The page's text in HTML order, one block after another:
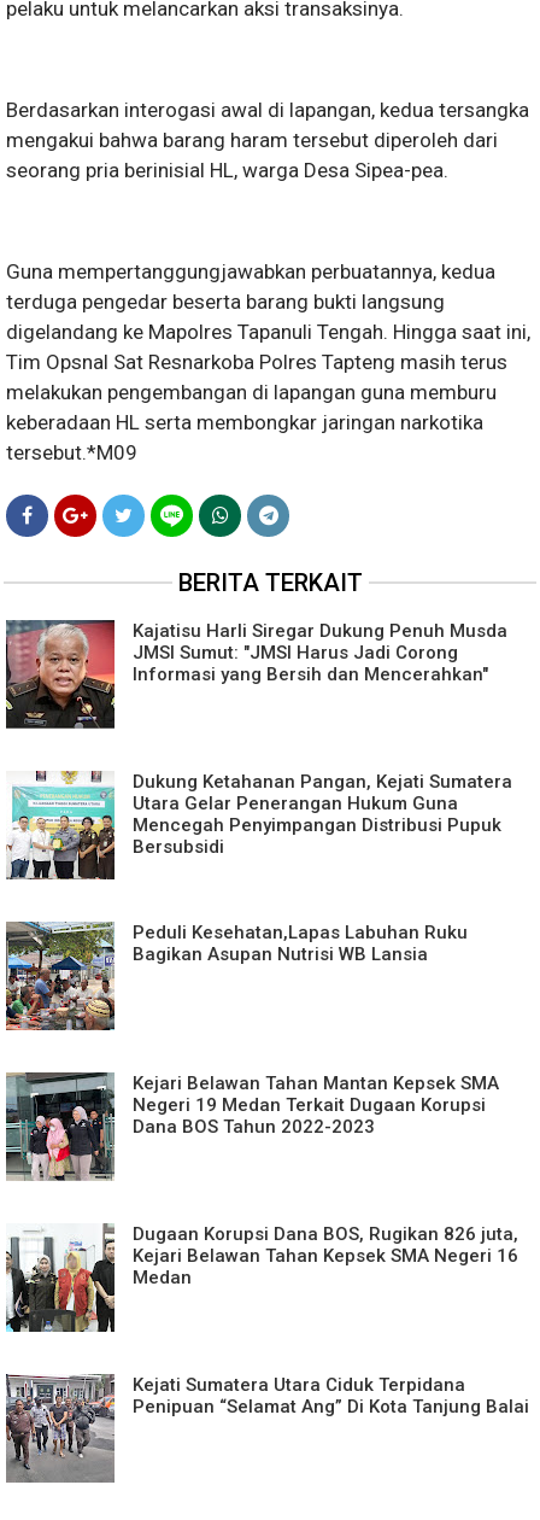
pelaku untuk melancarkan aksi transaksinya.
Berdasarkan interogasi awal di lapangan, kedua tersangka
mengakui bahwa barang haram tersebut diperoleh dari
seorang pria berinisial HL, warga Desa Sipea-pea.
Guna mempertanggungjawabkan perbuatannya, kedua
terduga pengedar beserta barang bukti langsung
digelandang ke Mapolres Tapanuli Tengah. Hingga saat ini,
Tim Opsnal Sat Resnarkoba Polres Tapteng masih terus
melakukan pengembangan di lapangan guna memburu
keberadaan HL serta membongkar jaringan narkotika
tersebut.*M09
BERITA TERKAIT
Kajatisu Harli Siregar Dukung Penuh Musda
JMSI Sumut: "JMSI Harus Jadi Corong
Informasi yang Bersih dan Mencerahkan"
Dukung Ketahanan Pangan, Kejati Sumatera
Utara Gelar Penerangan Hukum Guna
Mencegah Penyimpangan Distribusi Pupuk
Bersubsidi
Peduli Kesehatan,Lapas Labuhan Ruku
Bagikan Asupan Nutrisi WB Lansia
Kejari Belawan Tahan Mantan Kepsek SMA
Negeri 19 Medan Terkait Dugaan Korupsi
Dana BOS Tahun 2022-2023
Dugaan Korupsi Dana BOS, Rugikan 826 juta,
Kejari Belawan Tahan Kepsek SMA Negeri 16
Medan
Kejati Sumatera Utara Ciduk Terpidana
Penipuan “Selamat Ang” Di Kota Tanjung Balai